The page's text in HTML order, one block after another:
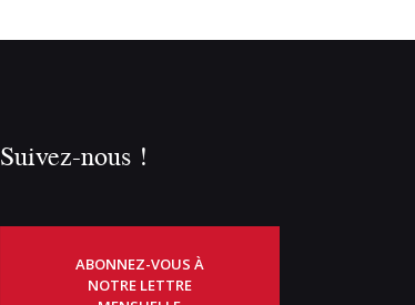
Suivez-nous !
ABONNEZ-VOUS À
NOTRE LETTRE